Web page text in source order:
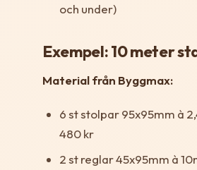
och under)
Exempel: 10 meter
Material från Byggmax:
6 st stolpar 95x95mm à
480 kr
2 st reglar 45x95mm à